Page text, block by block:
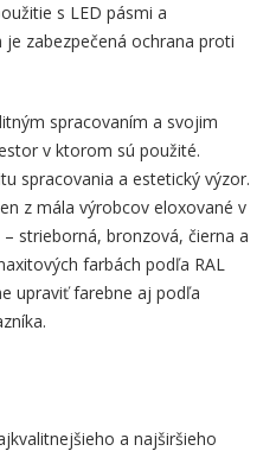
s LED pásmi a
zabezpečená ochrana proti
spracovaním a svojim
v ktorom sú použité.
spracovania a estetický výzor.
z mála výrobcov eloxované v
strieborná, bronzová, čierna a
farbách podľa RAL
upraviť farebne aj podľa
a najširšieho